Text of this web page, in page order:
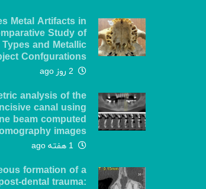
Metal Artifacts in
Study of
and Metallic
Confgurations
2 روز ago
analysis of the
canal using
beam computed
images
1 هفته ago
formation of a
dental trauma: